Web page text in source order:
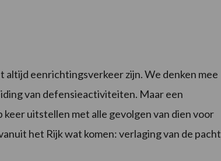
eenrichtingsverkeer zijn. We denken mee
van defensieactiviteiten. Maar een
uitstellen met alle gevolgen van dien voor
het Rijk wat komen: verlaging van de pacht